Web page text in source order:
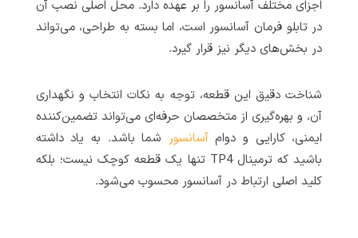
اجزای مختلف آسانسور را بر عهده دارد. محل اصلی نصب آن
در تابلو فرمان آسانسور است، اما بسته به طراحی، می‌تواند
در بخش‌های دیگر نیز قرار گیرد.
شناخت دقیق این قطعه، توجه به نکات انتخاب و نگهداری
آن، و بهره‌گیری از متخصصان حرفه‌ای می‌تواند تضمین‌کننده
ایمنی، کارایی و دوامآسانسور شما باشد. به یاد داشته
باشید که ترمینال TP4 تنها یک قطعه کوچک نیست؛ بلکه
کلید اصلی ارتباط در آسانسور محسوب می‌شود.